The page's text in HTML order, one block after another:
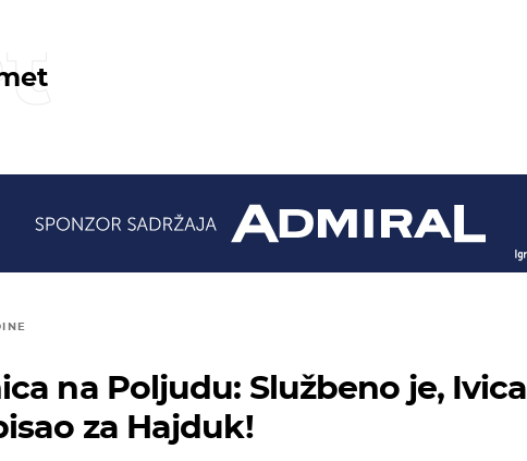
na Poljudu: Službeno je, Ivica
za Hajduk!